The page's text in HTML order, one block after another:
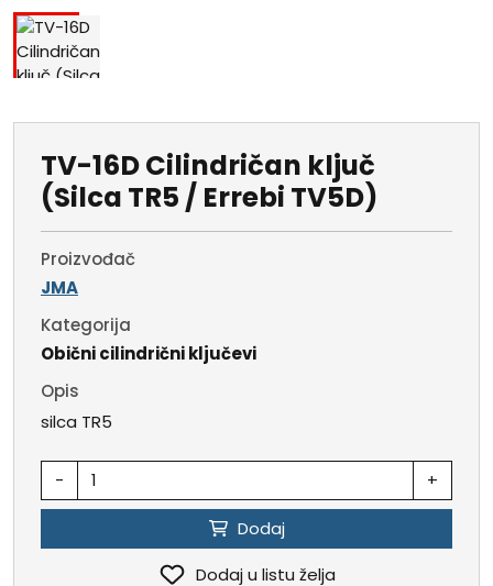
TV-16D Cilindričan ključ
(Silca TR5 / Errebi TV5D)
Proizvođač
JMA
Kategorija
Obični cilindrični ključevi
Opis
silca TR5
- +
Dodaj
Dodaj u listu želja